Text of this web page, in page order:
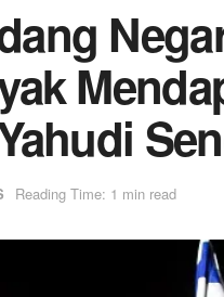
Reading Time: 1 min read